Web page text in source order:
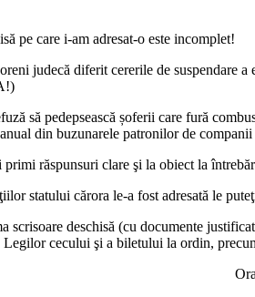
pe care i-am adresat-o este incomplet!
judecă diferit cererile de suspendare
să pedepsească șoferii care fură
din buzunarele patronilor de
răspunsuri clare şi la obiect la
statului cărora le-a fost adresată le
scrisoare deschisă (cu documente
cecului şi a biletului la ordin,